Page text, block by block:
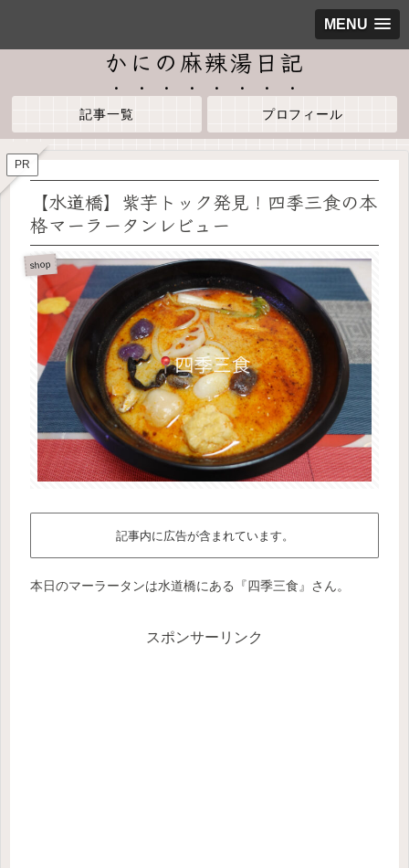
MENU
かにの麻辣湯日記
記事一覧 プロフィール
PR
【水道橋】紫芋トック発見！四季三食の本
格マーラータンレビュー
shop
記事内に広告が含まれています。
本日のマーラータンは水道橋にある『四季三食』さん。
スポンサーリンク